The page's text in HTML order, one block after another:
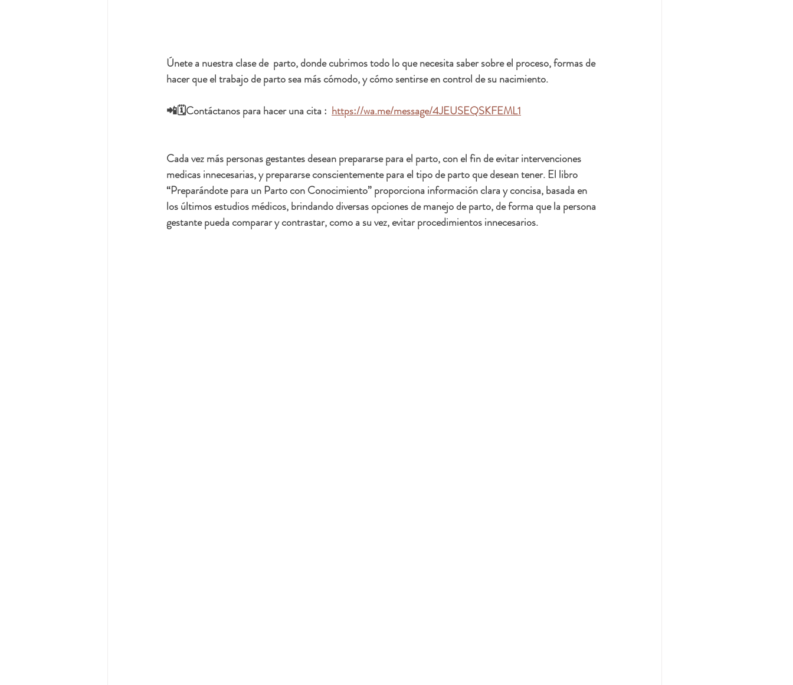
Únete a nuestra clase de  parto, donde cubrimos todo lo que necesita saber sobre el proceso, formas de
hacer que el trabajo de parto sea más cómodo, y cómo sentirse en control de su nacimiento.
📲🗓️Contáctanos para hacer una cita : https://wa.me/message/4JEUSEQSKFEML1
Cada vez más personas gestantes desean prepararse para el parto, con el fin de evitar intervenciones
medicas innecesarias, y prepararse conscientemente para el tipo de parto que desean tener. El libro
“Preparándote para un Parto con Conocimiento” proporciona información clara y concisa, basada en
los últimos estudios médicos, brindando diversas opciones de manejo de parto, de forma que la persona
gestante pueda comparar y contrastar, como a su vez, evitar procedimientos innecesarios.